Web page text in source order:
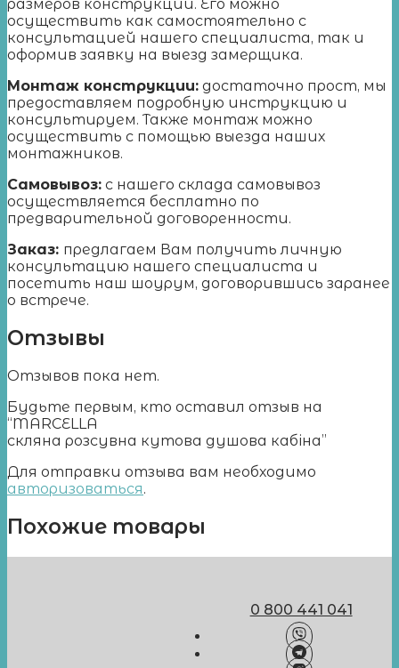
размеров конструкции. Его можно
осуществить как самостоятельно с
консультацией нашего специалиста, так и
оформив заявку на выезд замерщика.
Монтаж конструкции: достаточно прост, мы
предоставляем подробную инструкцию и
консультируем. Также монтаж можно
осуществить с помощью выезда наших
монтажников.
Самовывоз: с нашего склада самовывоз
осуществляется бесплатно по
предварительной договоренности.
Заказ: предлагаем Вам получить личную
консультацию нашего специалиста и
посетить наш шоурум, договорившись заранее
о встрече.
Отзывы
Отзывов пока нет.
Будьте первым, кто оставил отзыв на
“MARCELLA
cкляна розсувна кутова душова кабіна”
Для отправки отзыва вам необходимо
авторизоваться.
Похожие товары
0 800 441 041